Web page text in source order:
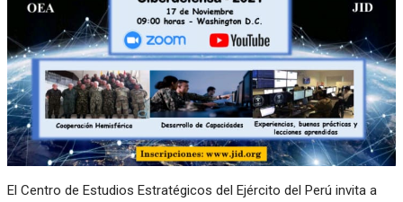
El Centro de Estudios Estratégicos del Ejército del Perú invita a